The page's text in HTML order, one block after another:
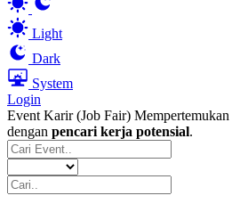
Light
Dark
System
Login
Event Karir (Job Fair) Mempertemukan
dengan pencari kerja potensial.